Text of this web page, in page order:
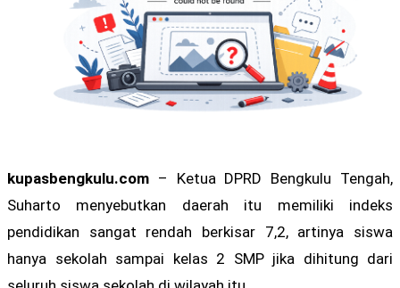
kupasbengkulu.com – Ketua DPRD Bengkulu Tengah,
Suharto menyebutkan daerah itu memiliki indeks
pendidikan sangat rendah berkisar 7,2, artinya siswa
hanya sekolah sampai kelas 2 SMP jika dihitung dari